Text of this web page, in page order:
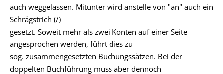
auch weggelassen. Mitunter wird anstelle von "an" auch ein
Schrägstrich (/)
gesetzt. Soweit mehr als zwei Konten auf einer Seite
angesprochen werden, führt dies zu
sog. zusammengesetzten Buchungssätzen. Bei der
doppelten Buchführung muss aber dennoch